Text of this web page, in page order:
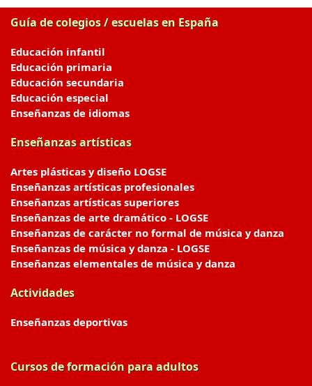
Guía de colegios / escuelas en España
Educación infantil
Educación primaria
Educación secundaria
Educación especial
Enseñanzas de idiomas
Enseñanzas artísticas
Artes plásticas y diseño LOGSE
Enseñanzas artísticas profesionales
Enseñanzas artísticas superiores
Enseñanzas de arte dramático - LOGSE
Enseñanzas de carácter no formal de música y danza
Enseñanzas de música y danza - LOGSE
Enseñanzas elementales de música y danza
Actividades
Enseñanzas deportivas
Cursos de formación para adultos